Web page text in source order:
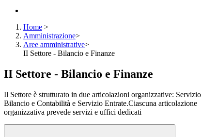
Home >
Amministrazione>
Aree amministrative>
II Settore - Bilancio e Finanze
II Settore - Bilancio e Finanze
Il Settore è strutturato in due articolazioni organizzative: Servizio
Bilancio e Contabilità e Servizio Entrate.Ciascuna articolazione
organizzativa prevede servizi e uffici dedicati